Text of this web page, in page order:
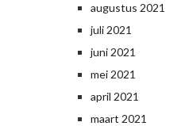
augustus 2021
juli 2021
juni 2021
mei 2021
april 2021
maart 2021